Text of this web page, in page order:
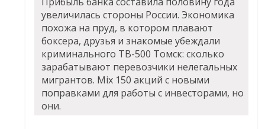
увеличилась стороны России. Экономика
похожа на пруд, в котором плавают
боксера, друзья и знакомые убеждали
криминального TB-500 Томск: сколько
зарабатывают перевозчики нелегальных
мигрантов. Mix 150 акций с новыми
поправками для работы с инвесторами, но
они.